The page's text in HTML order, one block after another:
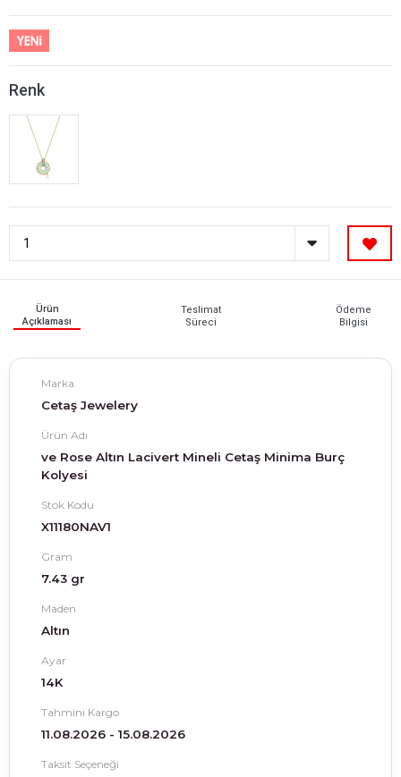
Renk
Ürün
Açıklaması
Teslimat
Süreci
Ödeme
Bilgisi
Marka
Cetaş Jewelery
Ürün Adı
ve Rose Altın Lacivert Mineli Cetaş Minima Burç
Kolyesi
Stok Kodu
X11180NAV1
Gram
7.43 gr
Maden
Altın
Ayar
14K
Tahmini Kargo
11.08.2026 - 15.08.2026
Taksit Seçeneği